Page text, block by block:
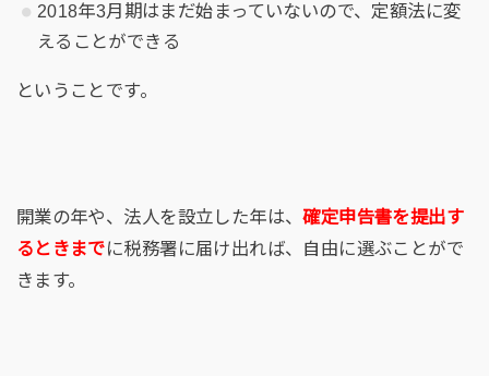
2018年3月期はまだ始まっていないので、定額法に変
えることができる
ということです。
開業の年や、法人を設立した年は、確定申告書を提出す
るときまでに税務署に届け出れば、自由に選ぶことがで
きます。